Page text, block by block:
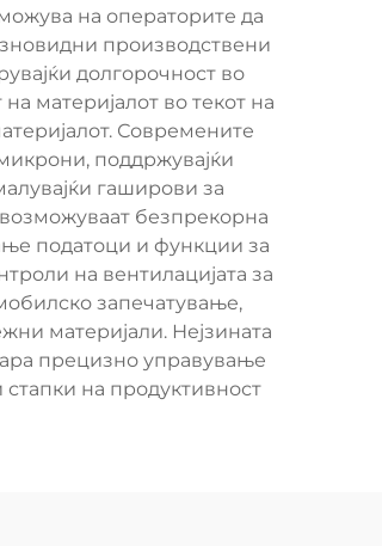
на операторите да
производствени
долгорочност во
материјалот во текот на
Современите
поддржувајќи
гаширови за
безпрекорна
податоци и функции за
на вентилацијата за
запечатување,
материјали. Нејзината
прецизно управување
на продуктивност